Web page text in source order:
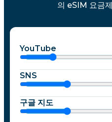
의 eSIM 요금
YouTube
SNS
구글 지도